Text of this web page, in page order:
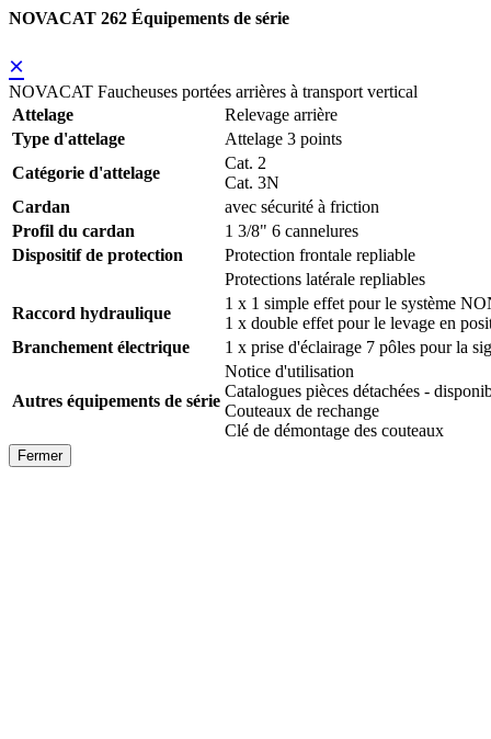
NOVACAT 262 Équipements de série
×
NOVACAT Faucheuses portées arrières à transport vertical
Attelage
Relevage arrière
Type d'attelage
Attelage 3 points
Catégorie d'attelage
Cat. 2
Cat. 3N
Cardan
avec sécurité à friction
Profil du cardan
1 3/8" 6 cannelures
Dispositif de protection
Protection frontale repliable
Protections latérale repliables
Raccord hydraulique
1 x 1 simple effet pour le système
1 x double effet pour le levage en
Branchement électrique
1 x prise d'éclairage 7 pôles pour la
Autres équipements de série
Notice d'utilisation
Catalogues pièces détachées -
Couteaux de rechange
Clé de démontage des couteaux
Fermer